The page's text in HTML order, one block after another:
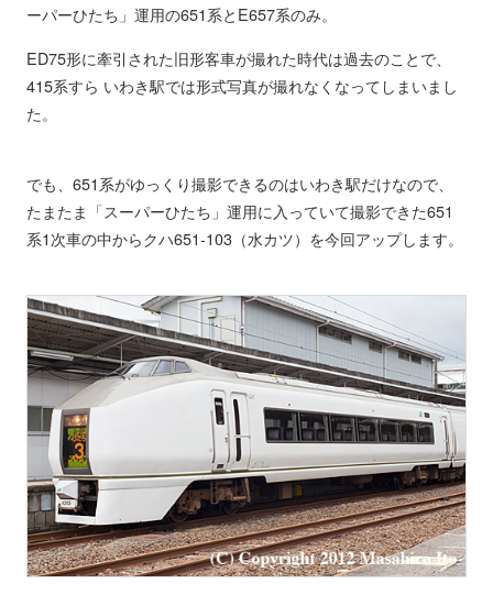
ーパーひたち」運用の651系とE657系のみ。
ED75形に牽引された旧形客車が撮れた時代は過去のことで、
415系すら いわき駅では形式写真が撮れなくなってしまいまし
た。
でも、651系がゆっくり撮影できるのはいわき駅だけなので、
たまたま「スーパーひたち」運用に入っていて撮影できた651
系1次車の中からクハ651-103（水カツ）を今回アップします。